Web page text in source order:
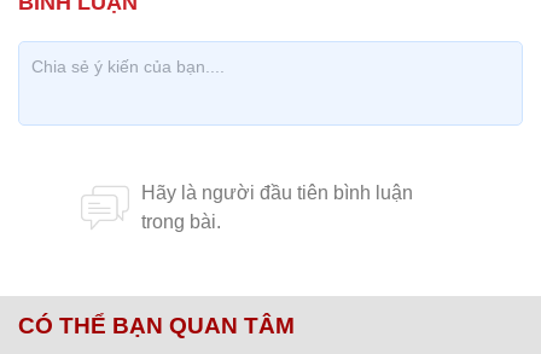
CÓ THỂ BẠN QUAN TÂM